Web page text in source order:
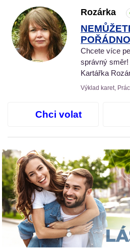
Rozárka
Chcete více
správný směr!
Kartářka
Výklad karet,
Chci volat